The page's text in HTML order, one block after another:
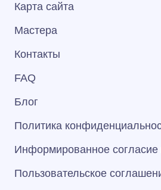
Карта сайта
Мастера
Контакты
FAQ
Блог
Политика
Информированное согласие
Пользовательское